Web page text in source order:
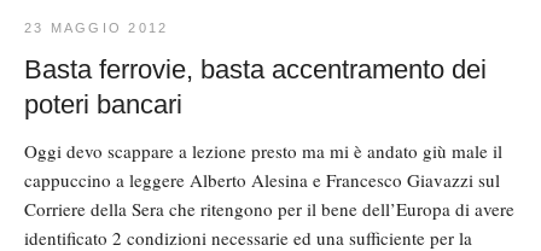
23 MAGGIO 2012
Basta ferrovie, basta accentramento dei
poteri bancari
Oggi devo scappare a lezione presto ma mi è andato giù male il
cappuccino a leggere Alberto Alesina e Francesco Giavazzi sul
Corriere della Sera che ritengono per il bene dell’Europa di avere
identificato 2 condizioni necessarie ed una sufficiente per la